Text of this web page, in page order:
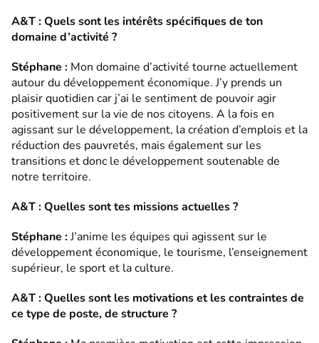
A&T : Quels sont les intérêts spécifiques de ton
domaine d’activité ?
Stéphane : Mon domaine d’activité tourne actuellement
autour du développement économique. J’y prends un
plaisir quotidien car j’ai le sentiment de pouvoir agir
positivement sur la vie de nos citoyens. A la fois en
agissant sur le développement, la création d’emplois et la
réduction des pauvretés, mais également sur les
transitions et donc le développement soutenable de
notre territoire.
A&T : Quelles sont tes missions actuelles ?
Stéphane :J’anime les équipes qui agissent sur le
développement économique, le tourisme, l’enseignement
supérieur, le sport et la culture.
A&T : Quelles sont les motivations et les contraintes de
ce type de poste, de structure ?